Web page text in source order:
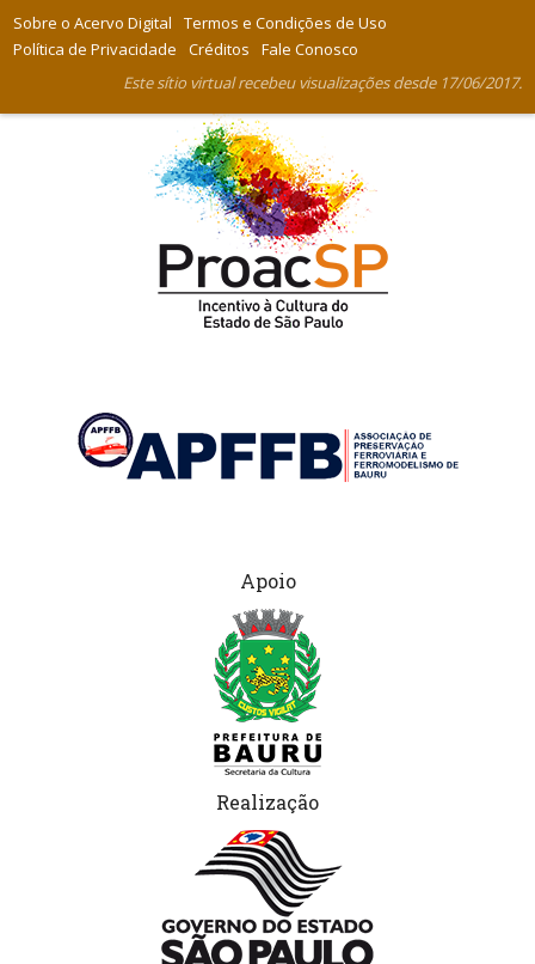
Sobre o Acervo Digital
Termos e Condições de Uso
Política de Privacidade
Créditos
Fale Conosco
Este sítio virtual recebeu visualizações desde 17/06/2017.
Apoio
Realização